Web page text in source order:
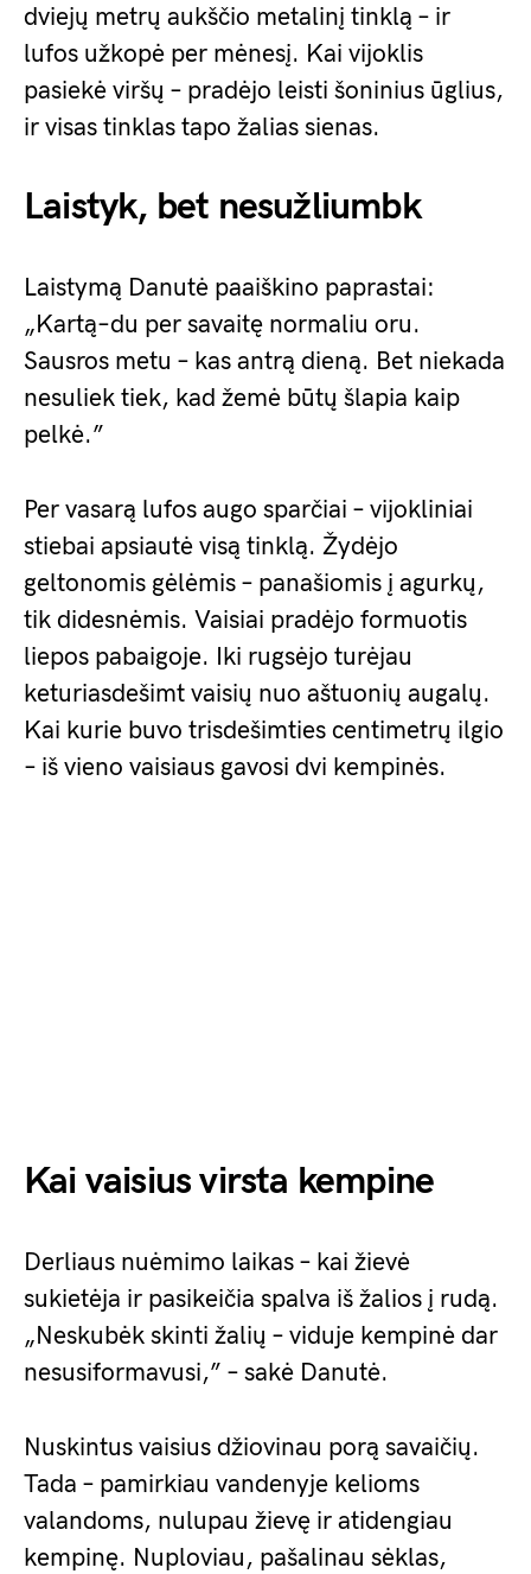
dviejų metrų aukščio metalinį tinklą – ir
lufos užkopė per mėnesį. Kai vijoklis
pasiekė viršų – pradėjo leisti šoninius ūglius,
ir visas tinklas tapo žalias sienas.
Laistyk, bet nesužliumbk
Laistymą Danutė paaiškino paprastai:
„Kartą–du per savaitę normaliu oru.
Sausros metu – kas antrą dieną. Bet niekada
nesuliek tiek, kad žemė būtų šlapia kaip
pelkė.”
Per vasarą lufos augo sparčiai – vijokliniai
stiebai apsiautė visą tinklą. Žydėjo
geltonomis gėlėmis – panašiomis į agurkų,
tik didesnėmis. Vaisiai pradėjo formuotis
liepos pabaigoje. Iki rugsėjo turėjau
keturiasdešimt vaisių nuo aštuonių augalų.
Kai kurie buvo trisdešimties centimetrų ilgio
– iš vieno vaisiaus gavosi dvi kempinės.
Kai vaisius virsta kempine
Derliaus nuėmimo laikas – kai žievė
sukietėja ir pasikeičia spalva iš žalios į rudą.
„Neskubėk skinti žalių – viduje kempinė dar
nesusiformavusi,” – sakė Danutė.
Nuskintus vaisius džiovinau porą savaičių.
Tada – pamirkiau vandenyje kelioms
valandoms, nulupau žievę ir atidengiau
kempinę. Nuploviau, pašalinau sėklas,